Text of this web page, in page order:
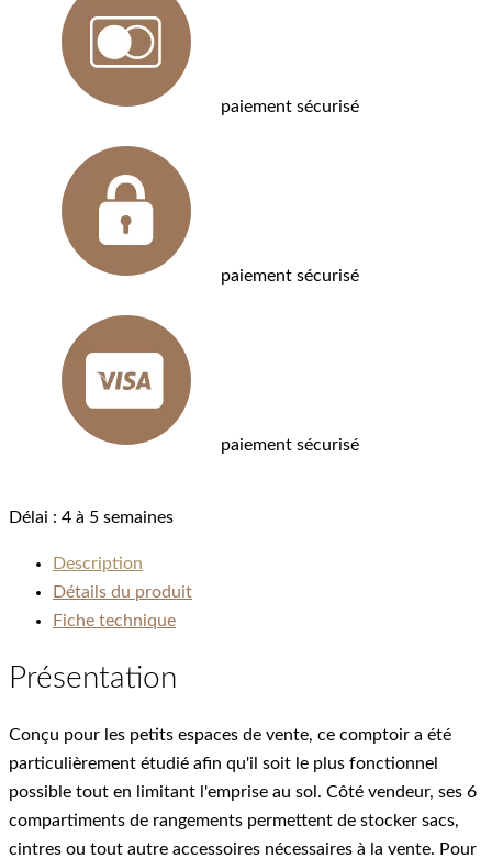
paiement sécurisé
paiement sécurisé
paiement sécurisé
Délai : 4 à 5 semaines
Description
Détails du produit
Fiche technique
Présentation
Conçu pour les petits espaces de vente, ce comptoir a été
particulièrement étudié afin qu'il soit le plus fonctionnel
possible tout en limitant l'emprise au sol. Côté vendeur, ses 6
compartiments de rangements permettent de stocker sacs,
cintres ou tout autre accessoires nécessaires à la vente. Pour